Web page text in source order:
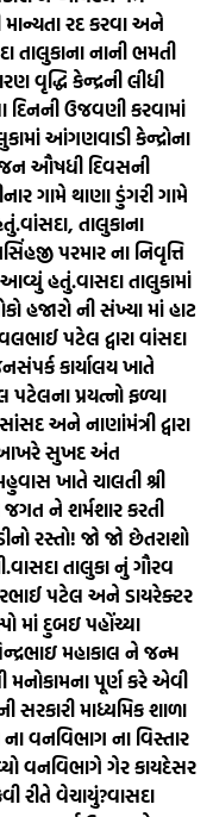
રદ કરવા અને
તાલુકાના નાની ભમતી
વૃદ્ધિ કેન્દ્રની લીધી
દિનની ઉજવણી કરવામાં
આંગણવાડી કેન્દ્રોના
જન ઔષધી દિવસની
ગામે થાણા ડુંગરી ગામે
વાંસદા, તાલુકાના
પરમાર ના નિવૃત્તિ
આવ્યું હતું.વાસદા તાલુકામાં
હજારો ની સંખ્યા માં હાટ
પટેલ દ્વારા વાંસદા
કાર્યાલય ખાતે
પ્રયત્નો ફળ્યા
અને નાણાંમંત્રી દ્વારા
આખરે સુખદ અંત
ખાતે ચાલતી શ્રી
જગત ને શર્મશાર કરતી
રસ્તો! જો જો છેતરાશો
વાસદા તાલુકા નું ગૌરવ
પટેલ અને ડાયરેક્ટર
માં દુબઇ પહોંચ્યા
મહાકાલ ને જન્મ
મનોકામના પૂર્ણ કરે એવી
સરકારી માધ્યમિક શાળા
ના વનવિભાગ ના વિસ્તાર
વનવિભાગે ગેર કાયદેસર
રીતે વેચાયું?વાસદા